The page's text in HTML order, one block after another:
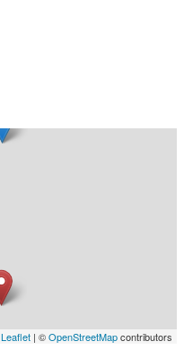
Leaflet | ©OpenStreetMapcontributors